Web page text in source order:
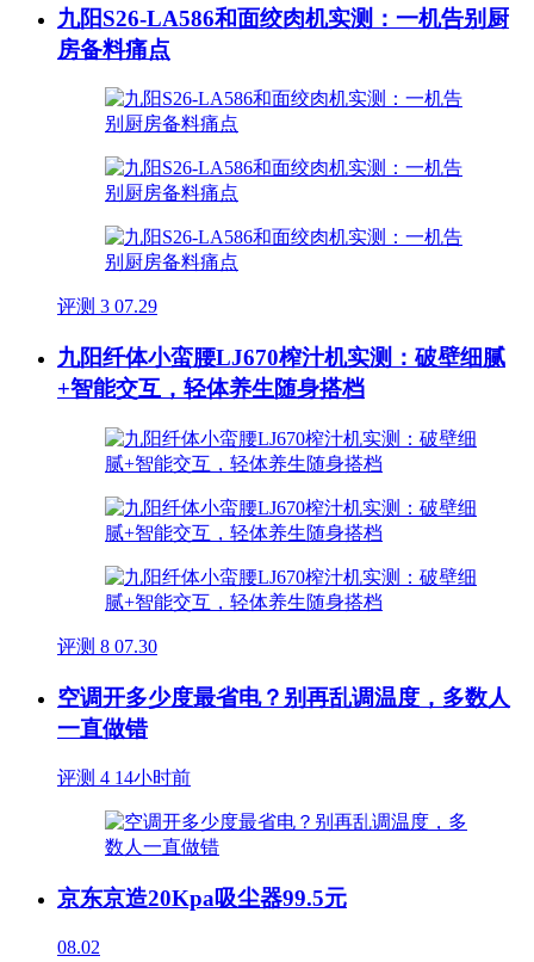
九阳S26-LA586和面绞肉机实测：一机告别厨
房备料痛点
评测 3 07.29
九阳纤体小蛮腰LJ670榨汁机实测：破壁细腻
+智能交互，轻体养生随身搭档
评测 8 07.30
空调开多少度最省电？别再乱调温度，多数人
一直做错
评测 4 14小时前
京东京造20Kpa吸尘器99.5元
08.02